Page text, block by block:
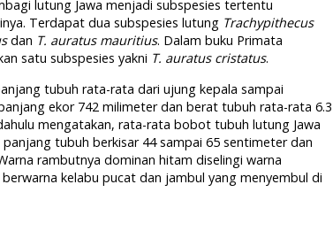
lutung Jawa menjadi subspesies tertentu
Terdapat dua subspesies lutung Trachypithecus
dan T. auratus mauritius. Dalam buku Primata
satu subspesies yakni T. auratus cristatus.
tubuh rata-rata dari ujung kepala sampai
ekor 742 milimeter dan berat tubuh rata-rata 6.3
mengatakan, rata-rata bobot tubuh lutung Jawa
tubuh berkisar 44 sampai 65 sentimeter dan
rambutnya dominan hitam diselingi warna
kelabu pucat dan jambul yang menyembul di